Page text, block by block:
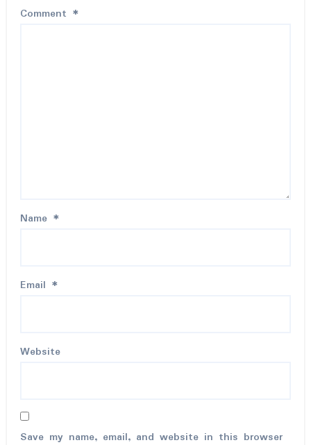
Comment *
Name *
Email *
Website
Save my name, email, and website in this browser